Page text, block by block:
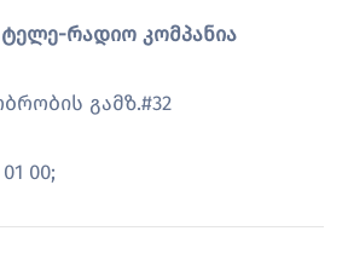
რადიო კომპანია
გამზ.#32
00;